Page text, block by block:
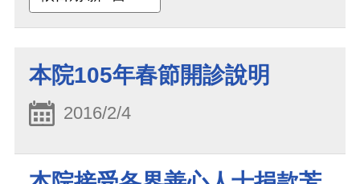
本院105年春節開診說明
2016/2/4